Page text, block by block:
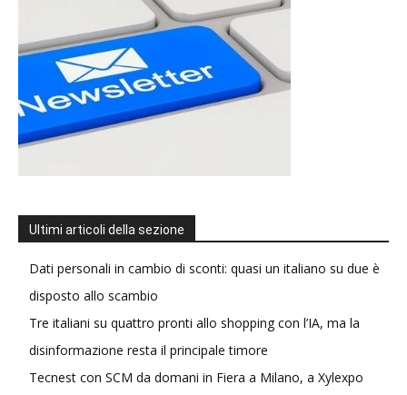
Ultimi articoli della sezione
Dati personali in cambio di sconti: quasi un italiano su due è
disposto allo scambio
Tre italiani su quattro pronti allo shopping con l’IA, ma la
disinformazione resta il principale timore
Tecnest con SCM da domani in Fiera a Milano, a Xylexpo